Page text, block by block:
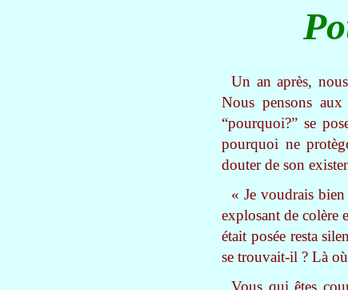
Un an après,
Nous pensons
“pourquoi?” se
pourquoi ne
douter de son
« Je voudrais
explosant de colère
était posée resta
se trouvait-il ? Là
Vous qui êtes